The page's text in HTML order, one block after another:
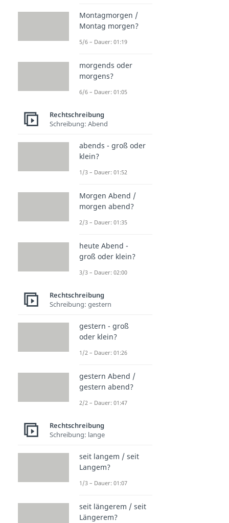
Montagmorgen /
Montag morgen?
5/6 – Dauer: 01:19
morgends oder
morgens?
6/6 – Dauer: 01:05
Rechtschreibung
Schreibung: Abend
abends - groß oder
klein?
1/3 – Dauer: 01:52
Morgen Abend /
morgen abend?
2/3 – Dauer: 01:35
heute Abend -
groß oder klein?
3/3 – Dauer: 02:00
Rechtschreibung
Schreibung: gestern
gestern - groß
oder klein?
1/2 – Dauer: 01:26
gestern Abend /
gestern abend?
2/2 – Dauer: 01:47
Rechtschreibung
Schreibung: lange
seit langem / seit
Langem?
1/3 – Dauer: 01:07
seit längerem / seit
Längerem?